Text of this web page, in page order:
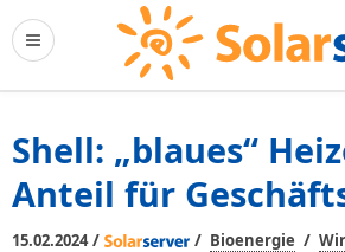
Shell: „blaues“
Anteil für
15.02.2024/ / Bioenergie /